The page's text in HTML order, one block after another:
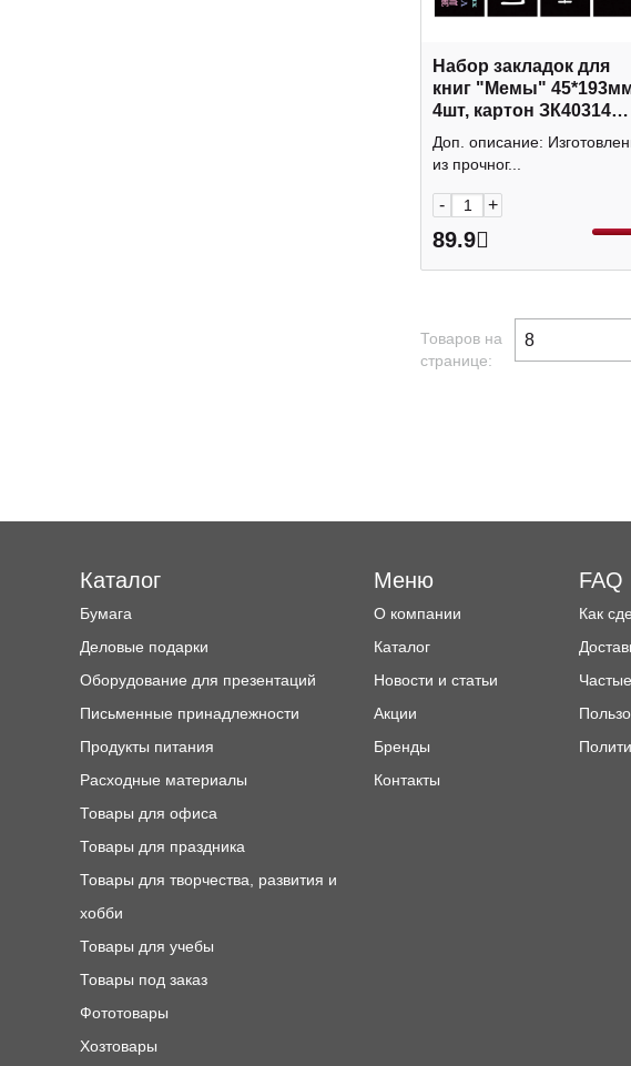
Набор закладок для
книг "Мемы"
4шт, картон ЗК40314
Listoff
Доп. описание:
из прочног...
- +
89.9
Товаров на
странице:
Каталог
Бумага
Деловые подарки
Оборудование для презентаций
Письменные принадлежности
Продукты питания
Расходные материалы
Товары для офиса
Товары для праздника
Товары для творчества, развития и
хобби
Товары для учебы
Товары под заказ
Фототовары
Хозтовары
Меню
О компании
Каталог
Новости и статьи
Акции
Бренды
Контакты
FAQ
Как